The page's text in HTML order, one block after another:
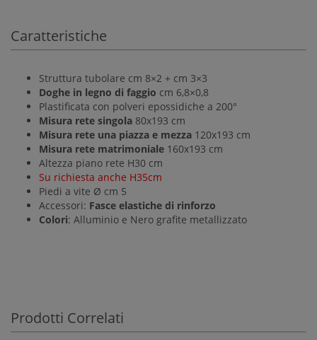
Caratteristiche
Struttura tubolare cm 8×2 + cm 3×3
Doghe in legno di faggio cm 6,8×0,8
Plastificata con polveri epossidiche a 200°
Misura rete singola 80x193 cm
Misura rete una piazza e mezza 120x193 cm
Misura rete matrimoniale 160x193 cm
Altezza piano rete H30 cm
Su richiesta anche H35cm
Piedi a vite Ø cm 5
Accessori: Fasce elastiche di rinforzo
Colori: Alluminio e Nero grafite metallizzato
Prodotti Correlati